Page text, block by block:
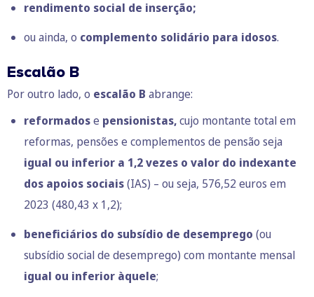
rendimento social de inserção;
ou ainda, o complemento solidário para idosos.
Escalão B
Por outro lado, o escalão B abrange:
reformadose pensionistas,cujo montante total em
reformas, pensões e complementos de pensão seja
igual ou inferior a 1,2 vezes o valor do indexante
dos apoios sociais(IAS) – ou seja, 576,52 euros em
2023 (480,43 x 1,2);
beneficiários do subsídio de desemprego (ou
subsídio social de desemprego) com montante mensal
igual ou inferior àquele;